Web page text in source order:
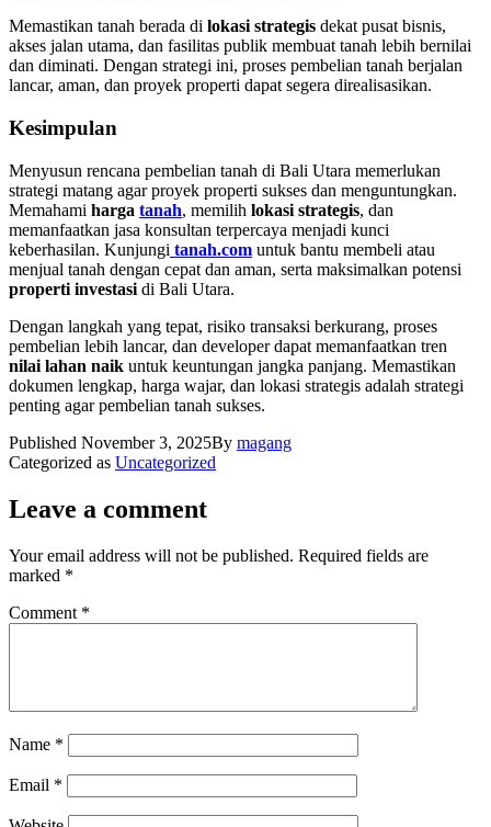
Memastikan tanah berada di lokasi strategis dekat pusat bisnis,
akses jalan utama, dan fasilitas publik membuat tanah lebih bernilai
dan diminati. Dengan strategi ini, proses pembelian tanah berjalan
lancar, aman, dan proyek properti dapat segera direalisasikan.
Kesimpulan
Menyusun rencana pembelian tanah di Bali Utara memerlukan
strategi matang agar proyek properti sukses dan menguntungkan.
Memahami harga tanah, memilih lokasi strategis, dan
memanfaatkan jasa konsultan terpercaya menjadi kunci
keberhasilan. Kunjungi tanah.com untuk bantu membeli atau
menjual tanah dengan cepat dan aman, serta maksimalkan potensi
properti investasi di Bali Utara.
Dengan langkah yang tepat, risiko transaksi berkurang, proses
pembelian lebih lancar, dan developer dapat memanfaatkan tren
nilai lahan naik untuk keuntungan jangka panjang. Memastikan
dokumen lengkap, harga wajar, dan lokasi strategis adalah strategi
penting agar pembelian tanah sukses.
Published November 3, 2025By magang
Categorized as Uncategorized
Leave a comment
Your email address will not be published. Required fields are
marked *
Comment *
Name *
Email *